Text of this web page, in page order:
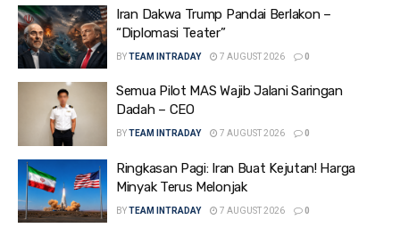
Iran Dakwa Trump Pandai Berlakon –
“Diplomasi Teater”
BYTEAM INTRADAY 7 AUGUST 2026 0
Semua Pilot MAS Wajib Jalani Saringan
Dadah – CEO
BYTEAM INTRADAY 7 AUGUST 2026 0
Ringkasan Pagi: Iran Buat Kejutan! Harga
Minyak Terus Melonjak
BYTEAM INTRADAY 7 AUGUST 2026 0